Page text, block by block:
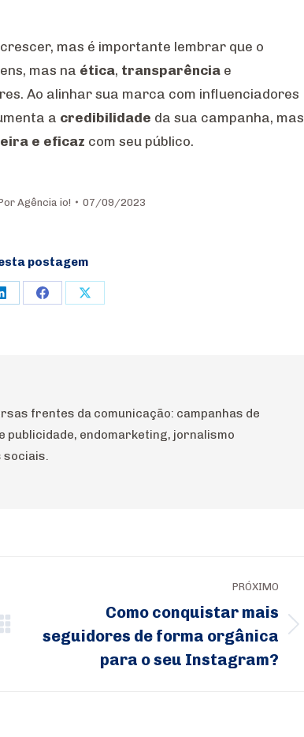
mas é importante lembrar que o
mas na ética, transparência e
Ao alinhar sua marca com influenciadores
a credibilidade da sua campanha, mas
e eficaz com seu público.
Agência io! 07/09/2023
postagem
Share Share Share
frentes da comunicação: campanhas de
publicidade, endomarketing, jornalismo
PRÓXIMO
Próximo
Como conquistar mais
seguidores de forma orgânica
para o seu Instagram?